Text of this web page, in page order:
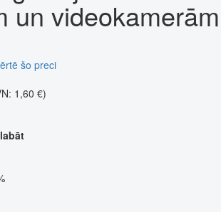
un videokamerām
šo preci
1,60 €)